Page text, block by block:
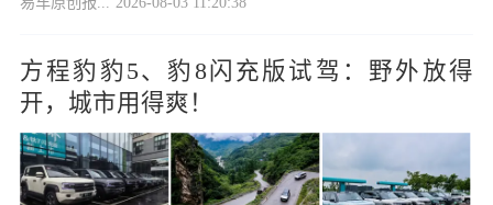
方程豹豹5、豹8闪充版试驾：野外放得
开，城市用得爽！